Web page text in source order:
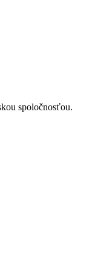
spoločnosťou.